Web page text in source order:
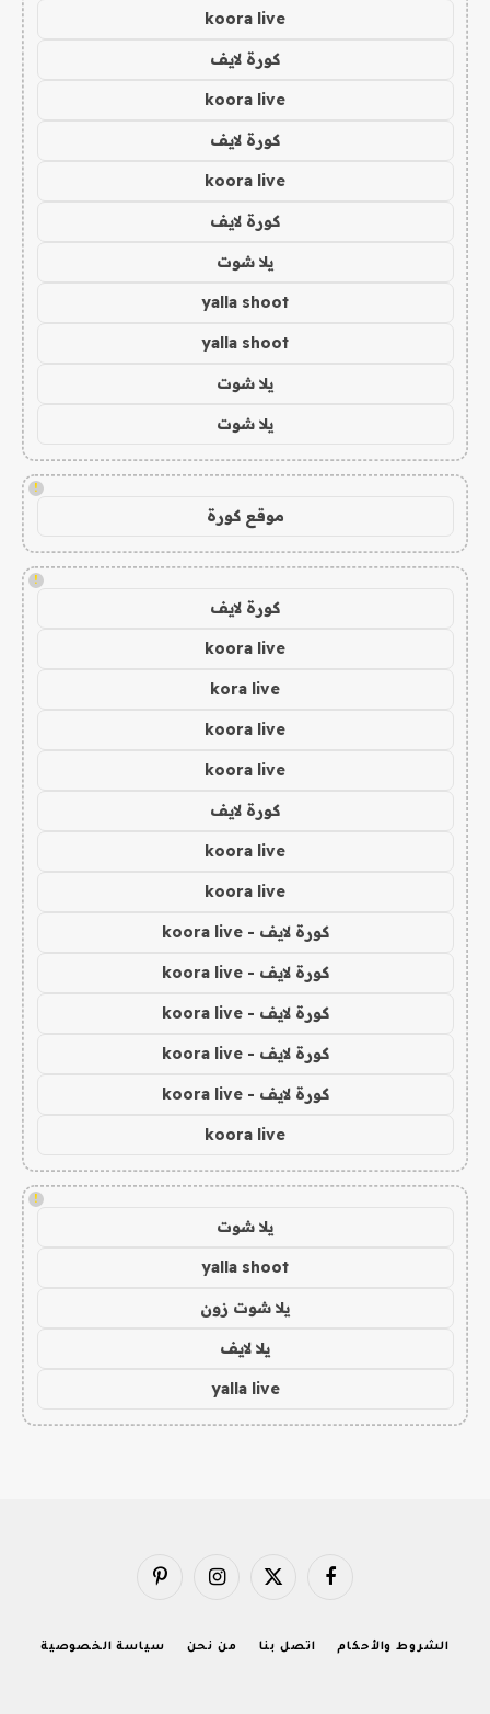
koora live
كورة لايف
koora live
كورة لايف
koora live
كورة لايف
يلا شوت
yalla shoot
yalla shoot
يلا شوت
يلا شوت
!
موقع كورة
!
كورة لايف
koora live
kora live
koora live
koora live
كورة لايف
koora live
koora live
كورة لايف - koora live
كورة لايف - koora live
كورة لايف - koora live
كورة لايف - koora live
كورة لايف - koora live
koora live
!
يلا شوت
yalla shoot
يلا شوت زون
يلا لايف
yalla live
فيسبوك X
الانستغرامبينتيريست
الشروط والأحكام اتصل بنا من نحن سياسة الخصوصية